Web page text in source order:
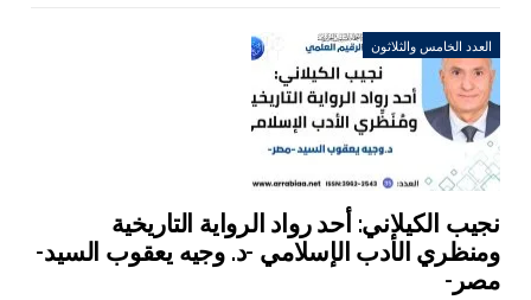
العدد الخامس والثلاثون
نجيب الكيلاني: أحد رواد الرواية التاريخية
ومنظري الأدب الإسلامي -د. وجيه يعقوب السيد-
مصر-